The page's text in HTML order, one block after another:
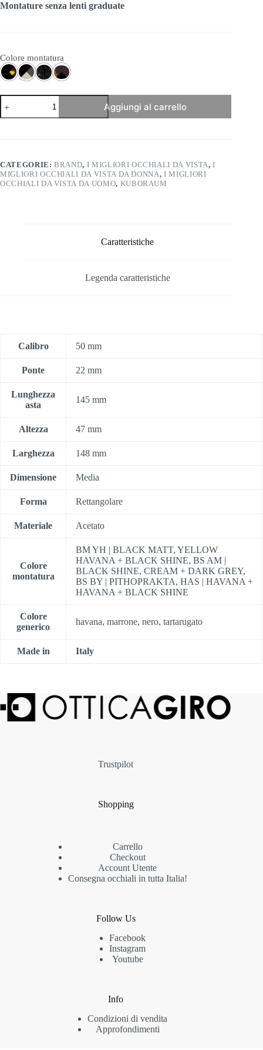
Montature senza lenti graduate
Colore montatura
Kuboraum
Mask
Aggiungi al carrello
CATEGORIE:BRAND, I MIGLIORI OCCHIALI DA VISTA,I
MIGLIORI OCCHIALI DA VISTA DA DONNA,I MIGLIORI
OCCHIALI DA VISTA DA UOMO, KUBORAUM
Caratteristiche
Legenda caratteristiche
Calibro 50 mm
Ponte 22 mm
Lunghezza
asta
145 mm
Altezza 47 mm
Larghezza 148 mm
Dimensione Media
Forma Rettangolare
Materiale Acetato
Colore
montatura
BM YH | BLACK MATT, YELLOW
HAVANA + BLACK SHINE, BS AM |
BLACK SHINE, CREAM + DARK GREY,
BS BY | PITHOPRAKTA, HAS | HAVANA +
HAVANA + BLACK SHINE
Colore
generico
havana, marrone, nero, tartarugato
Made in Italy
Trustpilot
Shopping
Carrello
Checkout
Account Utente
Consegna occhiali in tutta Italia!
Follow Us
Facebook
Instagram
Youtube
Info
Condizioni di vendita
Approfondimenti